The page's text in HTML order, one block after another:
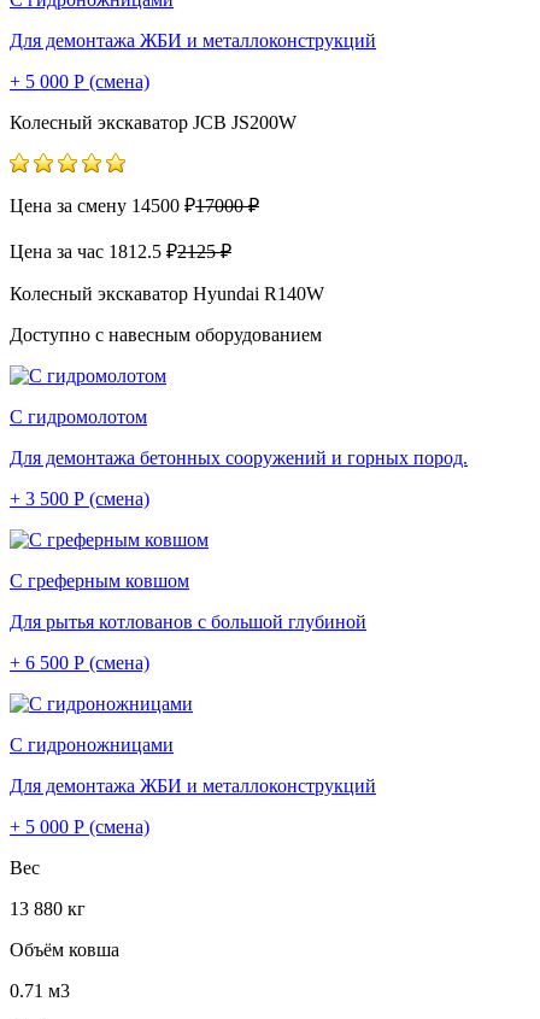
Для демонтажа ЖБИ и металлоконструкций
+ 5 000 Р (смена)
Колесный экскаватор JCB JS200W
Цена за смену 14500 ₽17000 ₽
Цена за час 1812.5 ₽2125 ₽
Колесный экскаватор Hyundai R140W
Доступно с навесным оборудованием
С гидромолотом
Для демонтажа бетонных сооружений и горных пород.
+ 3 500 Р (смена)
С греферным ковшом
Для рытья котлованов с большой глубиной
+ 6 500 Р (смена)
С гидроножницами
Для демонтажа ЖБИ и металлоконструкций
+ 5 000 Р (смена)
Вес
13 880 кг
Объём ковша
0.71 м3